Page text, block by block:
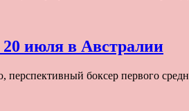
июля в Австралии
боксер первого